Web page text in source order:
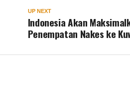
UP NEXT
Indonesia Akan
Penempatan Nakes ke